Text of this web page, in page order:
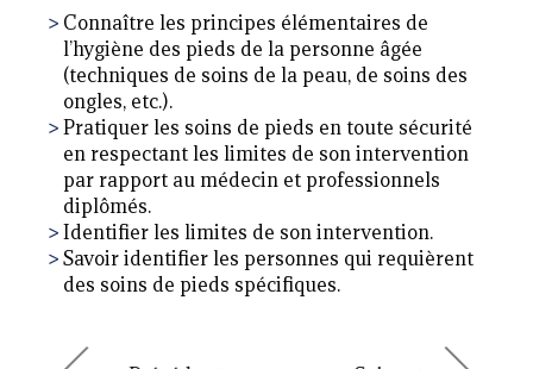
Connaître les principes élémentaires de
l’hygiène des pieds de la personne âgée
(techniques de soins de la peau, de soins des
ongles, etc.).
Pratiquer les soins de pieds en toute sécurité
en respectant les limites de son intervention
par rapport au médecin et professionnels
diplômés.
Identifier les limites de son intervention.
Savoir identifier les personnes qui requièrent
des soins de pieds spécifiques.